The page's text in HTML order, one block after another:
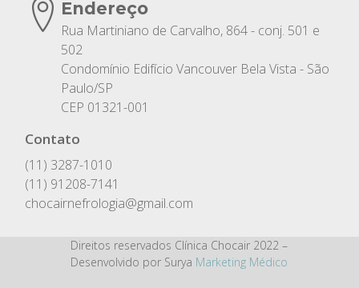
Endereço
Rua Martiniano de Carvalho, 864 - conj. 501 e
502
Condomínio Edifício Vancouver Bela Vista - São
Paulo/SP
CEP 01321-001
Contato
(11) 3287-1010
(11) 91208-7141
chocairnefrologia@gmail.com
Direitos reservados Clínica Chocair 2022 –
Desenvolvido por Surya Marketing Médico